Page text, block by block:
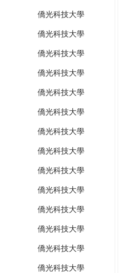
僑光科技大學
僑光科技大學
僑光科技大學
僑光科技大學
僑光科技大學
僑光科技大學
僑光科技大學
僑光科技大學
僑光科技大學
僑光科技大學
僑光科技大學
僑光科技大學
僑光科技大學
僑光科技大學